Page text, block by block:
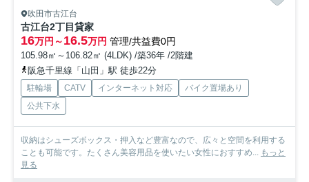
吹田市古江台
古江台2丁目貸家
16万円～16.5万円 管理/共益費0円
105.98㎡～106.82㎡ (4LDK) /築36年 /2階建
阪急千里線「山田」駅 徒歩22分
駐輪場 CATV インターネット対応
バイク置場あり
公共下水
収納はシューズボックス・押入など豊富なので、広々と空間を利用する
ことも可能です。たくさん美容用品を使いたい女性におすすめ... もっと
見る